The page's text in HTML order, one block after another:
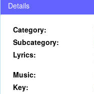
Details
Category:
Subcategory:
Lyrics:
Music:
Key: